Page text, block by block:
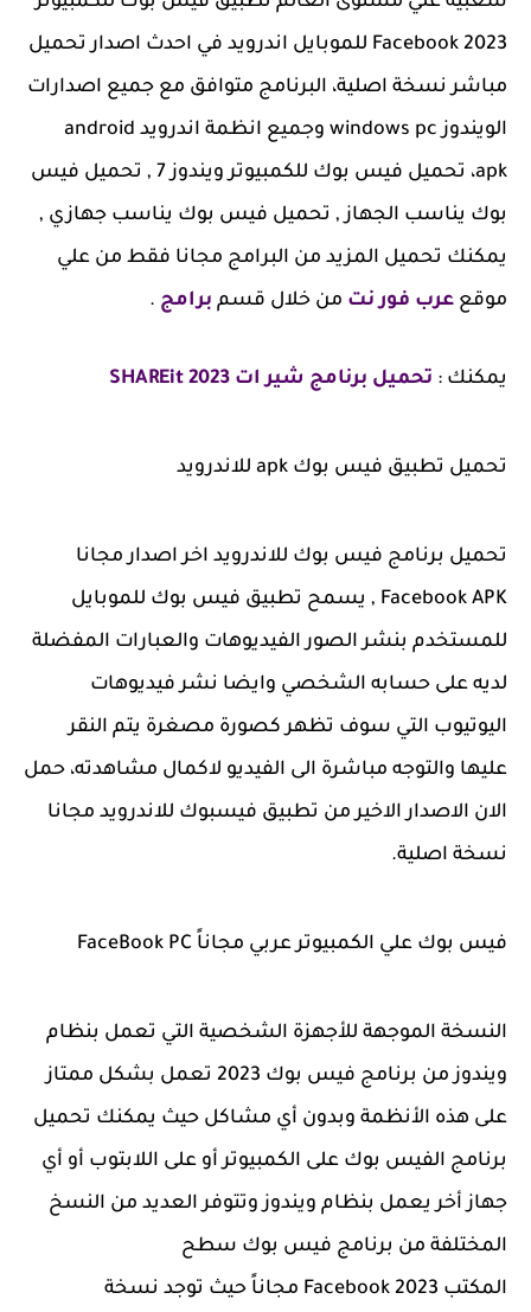
Facebook 2023 للموبايل اندرويد في احدث اصدار تحميل
مباشر نسخة اصلية، البرنامج متوافق مع جميع اصدارات
الويندوز windows pc وجميع انظمة اندرويد android
apk، تحميل فيس بوك للكمبيوتر ويندوز 7 , تحميل فيس
بوك يناسب الجهاز , تحميل فيس بوك يناسب جهازي ,
يمكنك تحميل المزيد من البرامج مجانا فقط من علي
موقع عرب فور نت من خلال قسم برامج .
يمكنك : تحميل برنامج شير ات 2023 SHAREit
تحميل تطبيق فيس بوك apk للاندرويد
تحميل برنامج فيس بوك للاندرويد اخر اصدار مجانا
Facebook APK , يسمح تطبيق فيس بوك للموبايل
للمستخدم بنشر الصور الفيديوهات والعبارات المفضلة
لديه على حسابه الشخصي وايضا نشر فيديوهات
اليوتيوب التي سوف تظهر كصورة مصغرة يتم النقر
عليها والتوجه مباشرة الى الفيديو لاكمال مشاهدته، حمل
الان الاصدار الاخير من تطبيق فيسبوك للاندرويد مجانا
نسخة اصلية.
فيس بوك علي الكمبيوتر عربي مجاناً FaceBook PC
النسخة الموجهة للأجهزة الشخصية التي تعمل بنظام
ويندوز من برنامج فيس بوك 2023 تعمل بشكل ممتاز
على هذه الأنظمة وبدون أي مشاكل حيث يمكنك تحميل
برنامج الفيس بوك على الكمبيوتر أو على اللابتوب أو أي
جهاز أخر يعمل بنظام ويندوز وتتوفر العديد من النسخ
المختلفة من برنامج فيس بوك سطح
المكتب Facebook 2023 مجاناً حيث توجد نسخة